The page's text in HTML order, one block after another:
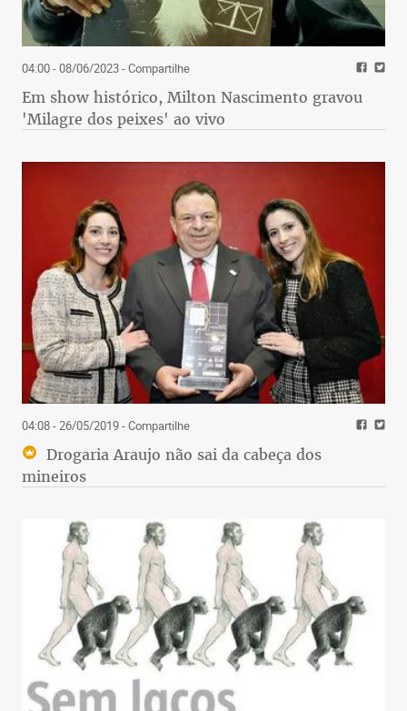
04:00 - 08/06/2023- Compartilhe
Em show histórico, Milton Nascimento gravou
'Milagre dos peixes' ao vivo
04:08 - 26/05/2019- Compartilhe
Drogaria Araujo não sai da cabeça dos
mineiros